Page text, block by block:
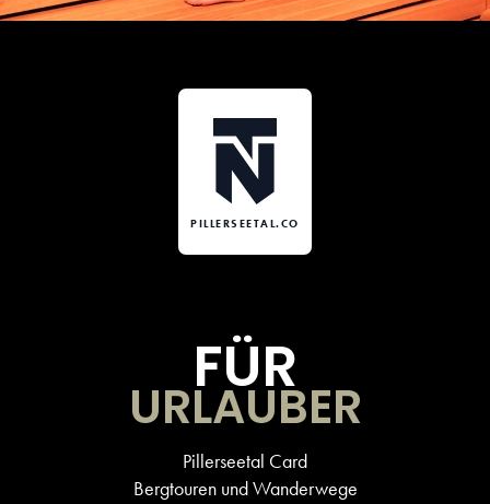
PILLERSEETAL.CO
FÜR
URLAUBER
Pillerseetal Card
Bergtouren und Wanderwege